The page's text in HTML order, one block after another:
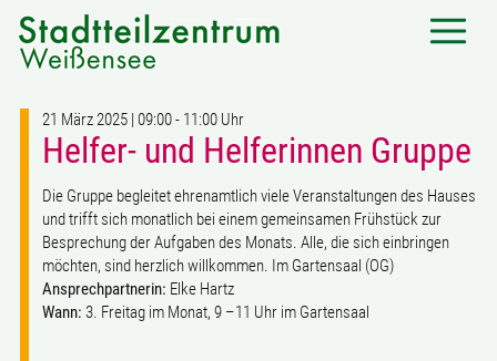
21 März 2025 | 09:00 - 11:00 Uhr
Helfer- und Helferinnen Gruppe
Die Gruppe begleitet ehrenamtlich viele Veranstaltungen des Hauses
und trifft sich monatlich bei einem gemeinsamen Frühstück zur
Besprechung der Aufgaben des Monats. Alle, die sich einbringen
möchten, sind herzlich willkommen. Im Gartensaal (OG)
Ansprechpartnerin: Elke Hartz
Wann: 3. Freitag im Monat, 9 –11 Uhr im Gartensaal